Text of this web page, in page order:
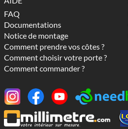
FAQ
Documentations
Notice de montage
Comment prendre vos côtes ?
Comment choisir votre porte ?
Comment commander ?